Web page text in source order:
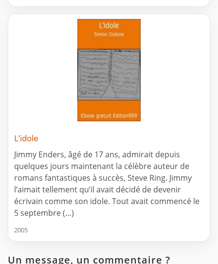
L’idole
Jimmy Enders, âgé de 17 ans, admirait depuis
quelques jours maintenant la célèbre auteur de
romans fantastiques à succès, Steve Ring. Jimmy
l’aimait tellement qu’il avait décidé de devenir
écrivain comme son idole. Tout avait commencé le
5 septembre (…)
2005
Un message, un commentaire ?